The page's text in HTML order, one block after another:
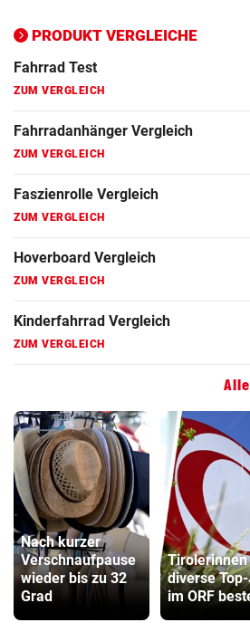
PRODUKT VERGLEICHE
ZUM VERGLEICH
Fahrrad Test
ZUM VERGLEICH
Fahrradanhänger Vergleich
ZUM VERGLEICH
Faszienrolle Vergleich
ZUM VERGLEICH
Hoverboard Vergleich
ZUM VERGLEICH
Kinderfahrrad Vergleich
ZUM VERGLEICH
Nach kurzer
Verschnaufpause
wieder bis zu 32
Grad
diverse
im ORF